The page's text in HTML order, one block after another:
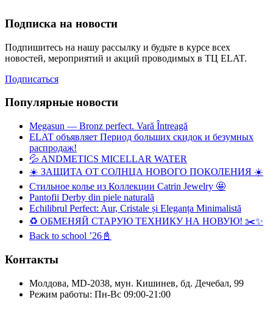
Подписка на новости
Подпишитесь на нашу рассылку и будьте в курсе всех
новостей, мероприятий и акций проводимых в ТЦ ELAT.
Подписаться
Популярные новости
Megasun — Bronz perfect. Vară Întreagă
ELAT объявляет Период больших скидок и безумных
распродаж!
💦 ANDMETICS MICELLAR WATER
☀️ ЗАЩИТА ОТ СОЛНЦА НОВОГО ПОКОЛЕНИЯ ☀️
Стильное колье из Коллекции Catrin Jewelry 🤩
Pantofii Derby din piele naturală
Echilibrul Perfect: Aur, Cristale și Eleganța Minimalistă
♻️ ОБМЕНЯЙ СТАРУЮ ТЕХНИКУ НА НОВУЮ! ✂️✨
Back to school ’26📓
Контакты
Молдова, MD-2038, мун. Кишинев, бд. Дечебал, 99
Режим работы: Пн-Вс 09:00-21:00